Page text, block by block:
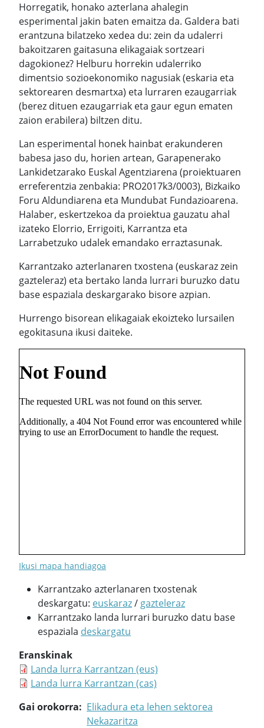
Horregatik, honako azterlana ahalegin
esperimental jakin baten emaitza da. Galdera bati
erantzuna bilatzeko xedea du: zein da udalerri
bakoitzaren gaitasuna elikagaiak sortzeari
dagokionez? Helburu horrekin udalerriko
dimentsio sozioekonomiko nagusiak (eskaria eta
sektorearen desmartxa) eta lurraren ezaugarriak
(berez dituen ezaugarriak eta gaur egun ematen
zaion erabilera) biltzen ditu.
Lan esperimental honek hainbat erakunderen
babesa jaso du, horien artean, Garapenerako
Lankidetzarako Euskal Agentziarena (proiektuaren
erreferentzia zenbakia: PRO2017k3/0003), Bizkaiko
Foru Aldundiarena eta Mundubat Fundazioarena.
Halaber, eskertzekoa da proiektua gauzatu ahal
izateko Elorrio, Errigoiti, Karrantza eta
Larrabetzuko udalek emandako erraztasunak.
Karrantzako azterlanaren txostena (euskaraz zein
gazteleraz) eta bertako landa lurrari buruzko datu
base espaziala deskargarako bisore azpian.
Hurrengo bisorean elikagaiak ekoizteko lursailen
egokitasuna ikusi daiteke.
Ikusi mapa handiagoa
Karrantzako azterlanaren txostenak
deskargatu: euskaraz/ gazteleraz
Karrantzako landa lurrari buruzko datu base
espaziala deskargatu
Eranskinak
Landa lurra Karrantzan (eus)
Landa lurra Karrantzan (cas)
Gai orokorra
Elikadura eta lehen sektorea
Nekazaritza